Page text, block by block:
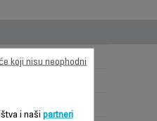
1,8 m
i naši partneri
koji nisu neophodni